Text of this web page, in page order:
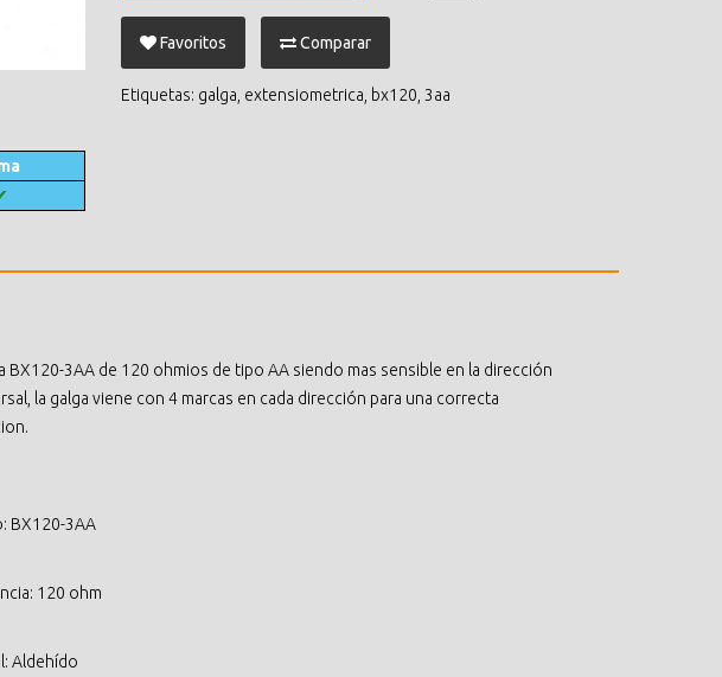
Favoritos Comparar
Etiquetas: galga extensiometrica bx120 3aa
BX120-3AA de 120 ohmios de tipo AA siendo mas sensible en la dirección
la galga viene con 4 marcas en cada dirección para una correcta
BX120-3AA
120 ohm
Aldehído